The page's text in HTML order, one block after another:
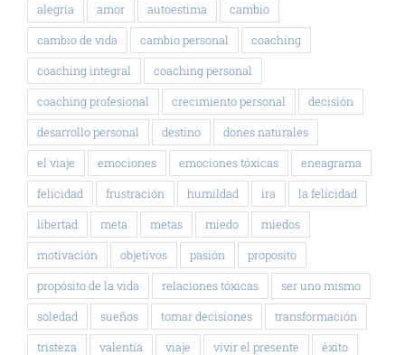
alegría amor autoestima cambio
cambio de vida cambio personal coaching
coaching integral coaching personal
coaching profesional crecimiento personal decisión
desarrollo personal destino dones naturales
el viaje emociones emociones tóxicas eneagrama
felicidad frustración humildad ira la felicidad
libertad meta metas miedo miedos
motivación objetivos pasión proposito
propósito de la vida relaciones tóxicas ser uno mismo
soledad sueños tomar decisiones transformación
tristeza valentía viaje vivir el presente éxito